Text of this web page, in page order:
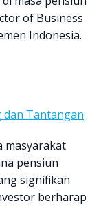
of Business
Indonesia.
dan Tantangan
masyarakat
pensiun
signifikan
berharap